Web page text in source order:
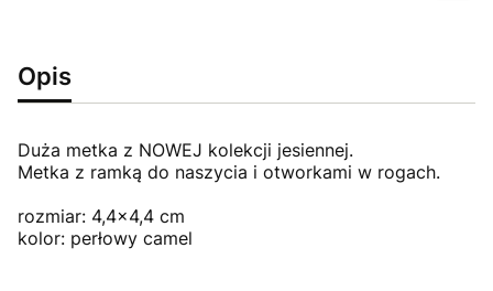
Opis
Duża metka z NOWEJ kolekcji jesiennej.
Metka z ramką do naszycia i otworkami w rogach.
rozmiar: 4,4x4,4 cm
kolor: perłowy camel